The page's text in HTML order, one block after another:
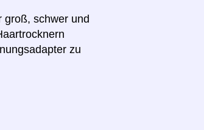
groß, schwer und
zu